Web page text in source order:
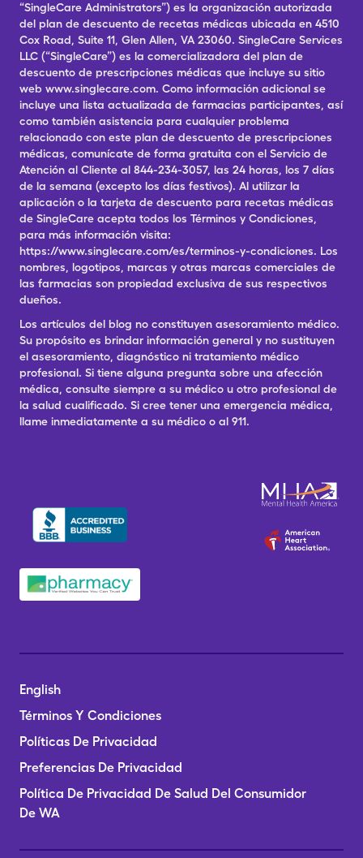
“SingleCare Administrators”) es la organización autorizada
del plan de descuento de recetas médicas ubicada en 4510
Cox Road, Suite 11, Glen Allen, VA 23060. SingleCare Services
LLC (“SingleCare”) es la comercializadora del plan de
descuento de prescripciones médicas que incluye su sitio
web www.singlecare.com. Como información adicional se
incluye una lista actualizada de farmacias participantes, así
como también asistencia para cualquier problema
relacionado con este plan de descuento de prescripciones
médicas, comunícate de forma gratuita con el Servicio de
Atención al Cliente al 844-234-3057, las 24 horas, los 7 días
de la semana (excepto los días festivos). Al utilizar la
aplicación o la tarjeta de descuento para recetas médicas
de SingleCare acepta todos los Términos y Condiciones,
para más información visita:
https://www.singlecare.com/es/terminos-y-condiciones. Los
nombres, logotipos, marcas y otras marcas comerciales de
las farmacias son propiedad exclusiva de sus respectivos
dueños.
Los artículos del blog no constituyen asesoramiento médico.
Su propósito es brindar información general y no sustituyen
el asesoramiento, diagnóstico ni tratamiento médico
profesional. Si tiene alguna pregunta sobre una afección
médica, consulte siempre a su médico u otro profesional de
la salud cualificado. Si cree tener una emergencia médica,
llame inmediatamente a su médico o al 911.
English
Términos Y Condiciones
Políticas De Privacidad
Preferencias De Privacidad
Política De Privacidad De Salud Del Consumidor
De WA